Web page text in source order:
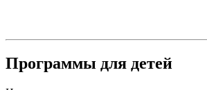
Программы для детей